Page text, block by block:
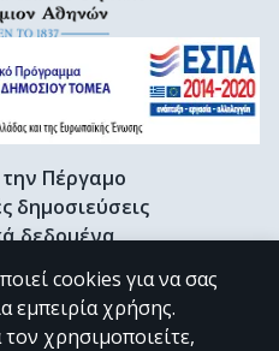
Πέργαμο
δημοσιεύσεις
δεδομένα
& Γκρίζα βιβλιογραφία
cookies για να σας
εμπειρία χρήσης.
χρησιμοποιείτε,